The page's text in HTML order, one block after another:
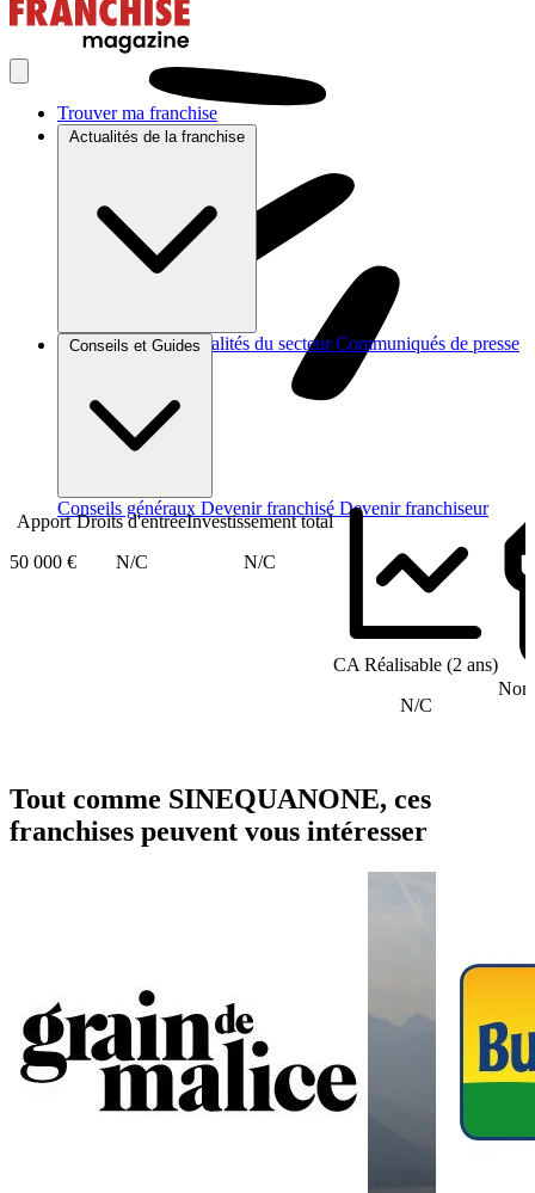
Trouver ma franchise
Actualités de la franchise
Brèves et actus Actualités du secteur Communiqués de presse
Conseils et Guides
Conseils généraux Devenir franchisé Devenir franchiseur
Apport
50 000 €
Droits d'entrée
N/C
Investissement total
N/C
CA Réalisable (2 ans)
N/C
Tout comme SINEQUANONE, ces
franchises peuvent vous intéresser